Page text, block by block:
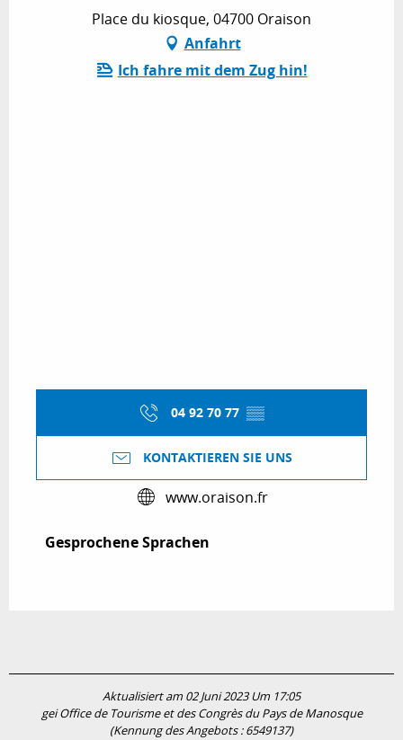
Place du kiosque, 04700 Oraison
Anfahrt
Ich fahre mit dem Zug hin!
04 92 70 77 ▒▒
KONTAKTIEREN SIE UNS
www.oraison.fr
Gesprochene Sprachen
Gesprochene Sprachen
Aktualisiert am 02 Juni 2023 Um 17:05
gei Office de Tourisme et des Congrès du Pays de Manosque
(Kennung des Angebots :6549137)